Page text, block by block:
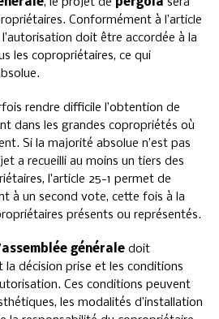
Conformément à l’article
l’autorisation doit être accordée à la
les copropriétaires, ce qui
rendre difficile l’obtention de
dans les grandes copropriétés où
Si la majorité absolue n’est pas
a recueilli au moins un tiers des
l’article 25-1 permet de
à un second vote, cette fois à la
présents ou représentés.
assemblée générale doit
la décision prise et les conditions
Ces conditions peuvent
les modalités d’installation